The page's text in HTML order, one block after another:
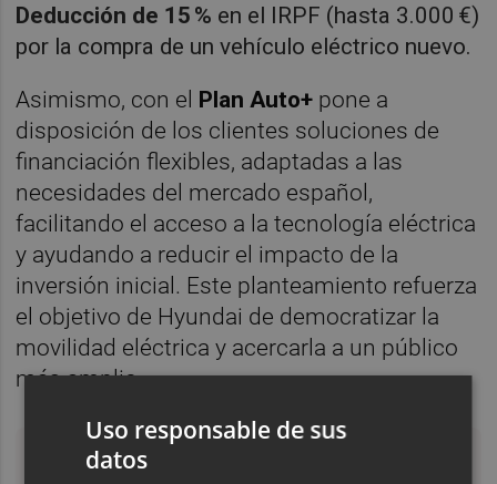
Deducción de 15 % en el IRPF (hasta 3.000 €)
por la compra de un vehículo eléctrico nuevo.
Asimismo, con el Plan Auto+ pone a
disposición de los clientes soluciones de
financiación flexibles, adaptadas a las
necesidades del mercado español,
facilitando el acceso a la tecnología eléctrica
y ayudando a reducir el impacto de la
inversión inicial. Este planteamiento refuerza
el objetivo de Hyundai de democratizar la
movilidad eléctrica y acercarla a un público
más amplio.
Con el Plan Auto+ queremos facilitar el
Uso responsable de sus
datos